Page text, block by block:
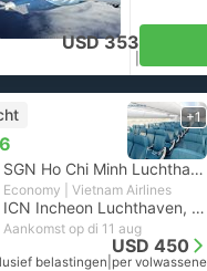
USD 353
+1
SGN Ho Chi Minh Luchthaven, Ho Chi Minhstad
Economy | Vietnam Airlines
ICN Incheon Luchthaven, Seoel
Aankomst op di 11 aug
USD 450
belastingen per volwassene